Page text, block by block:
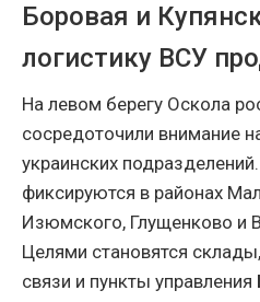
Боровая и
логистику ВСУ
На левом берегу Оскола
сосредоточили внимание
украинских
фиксируются в районах
Изюмского, Глущенково и
Целями становятся
связи и пункты